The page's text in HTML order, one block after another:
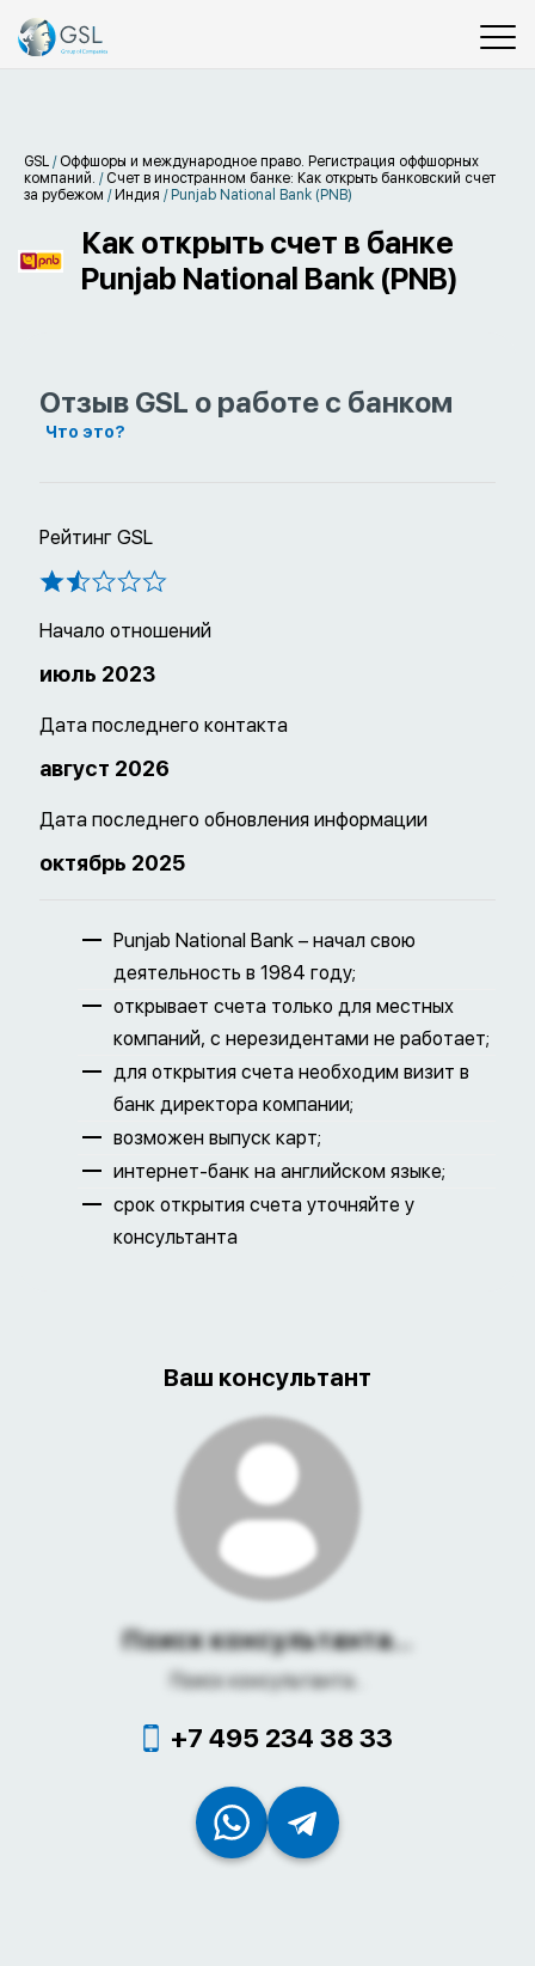
GSL / Оффшоры и международное право. Регистрация оффшорных
компаний. / Счет в иностранном банке: Как открыть банковский счет
за рубежом / Индия / Punjab National Bank (PNB)
Как открыть счет в банке
Punjab National Bank (PNB)
Отзыв GSL о работе с банком
Что это?
Рейтинг GSL
Начало отношений
июль 2023
Дата последнего контакта
август 2026
Дата последнего обновления информации
октябрь 2025
Punjab National Bank – начал свою
деятельность в 1984 году;
открывает счета только для местных
компаний, с нерезидентами не работает;
для открытия счета необходим визит в
банк директора компании;
возможен выпуск карт;
интернет-банк на английском языке;
срок открытия счета уточняйте у
консультанта
Ваш консультант
Поиск консультанта...
Поиск консультанта...
+7 495 234 38 33